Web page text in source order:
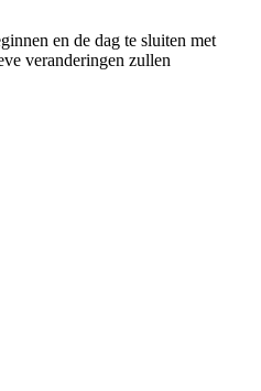
en de dag te sluiten met
veranderingen zullen